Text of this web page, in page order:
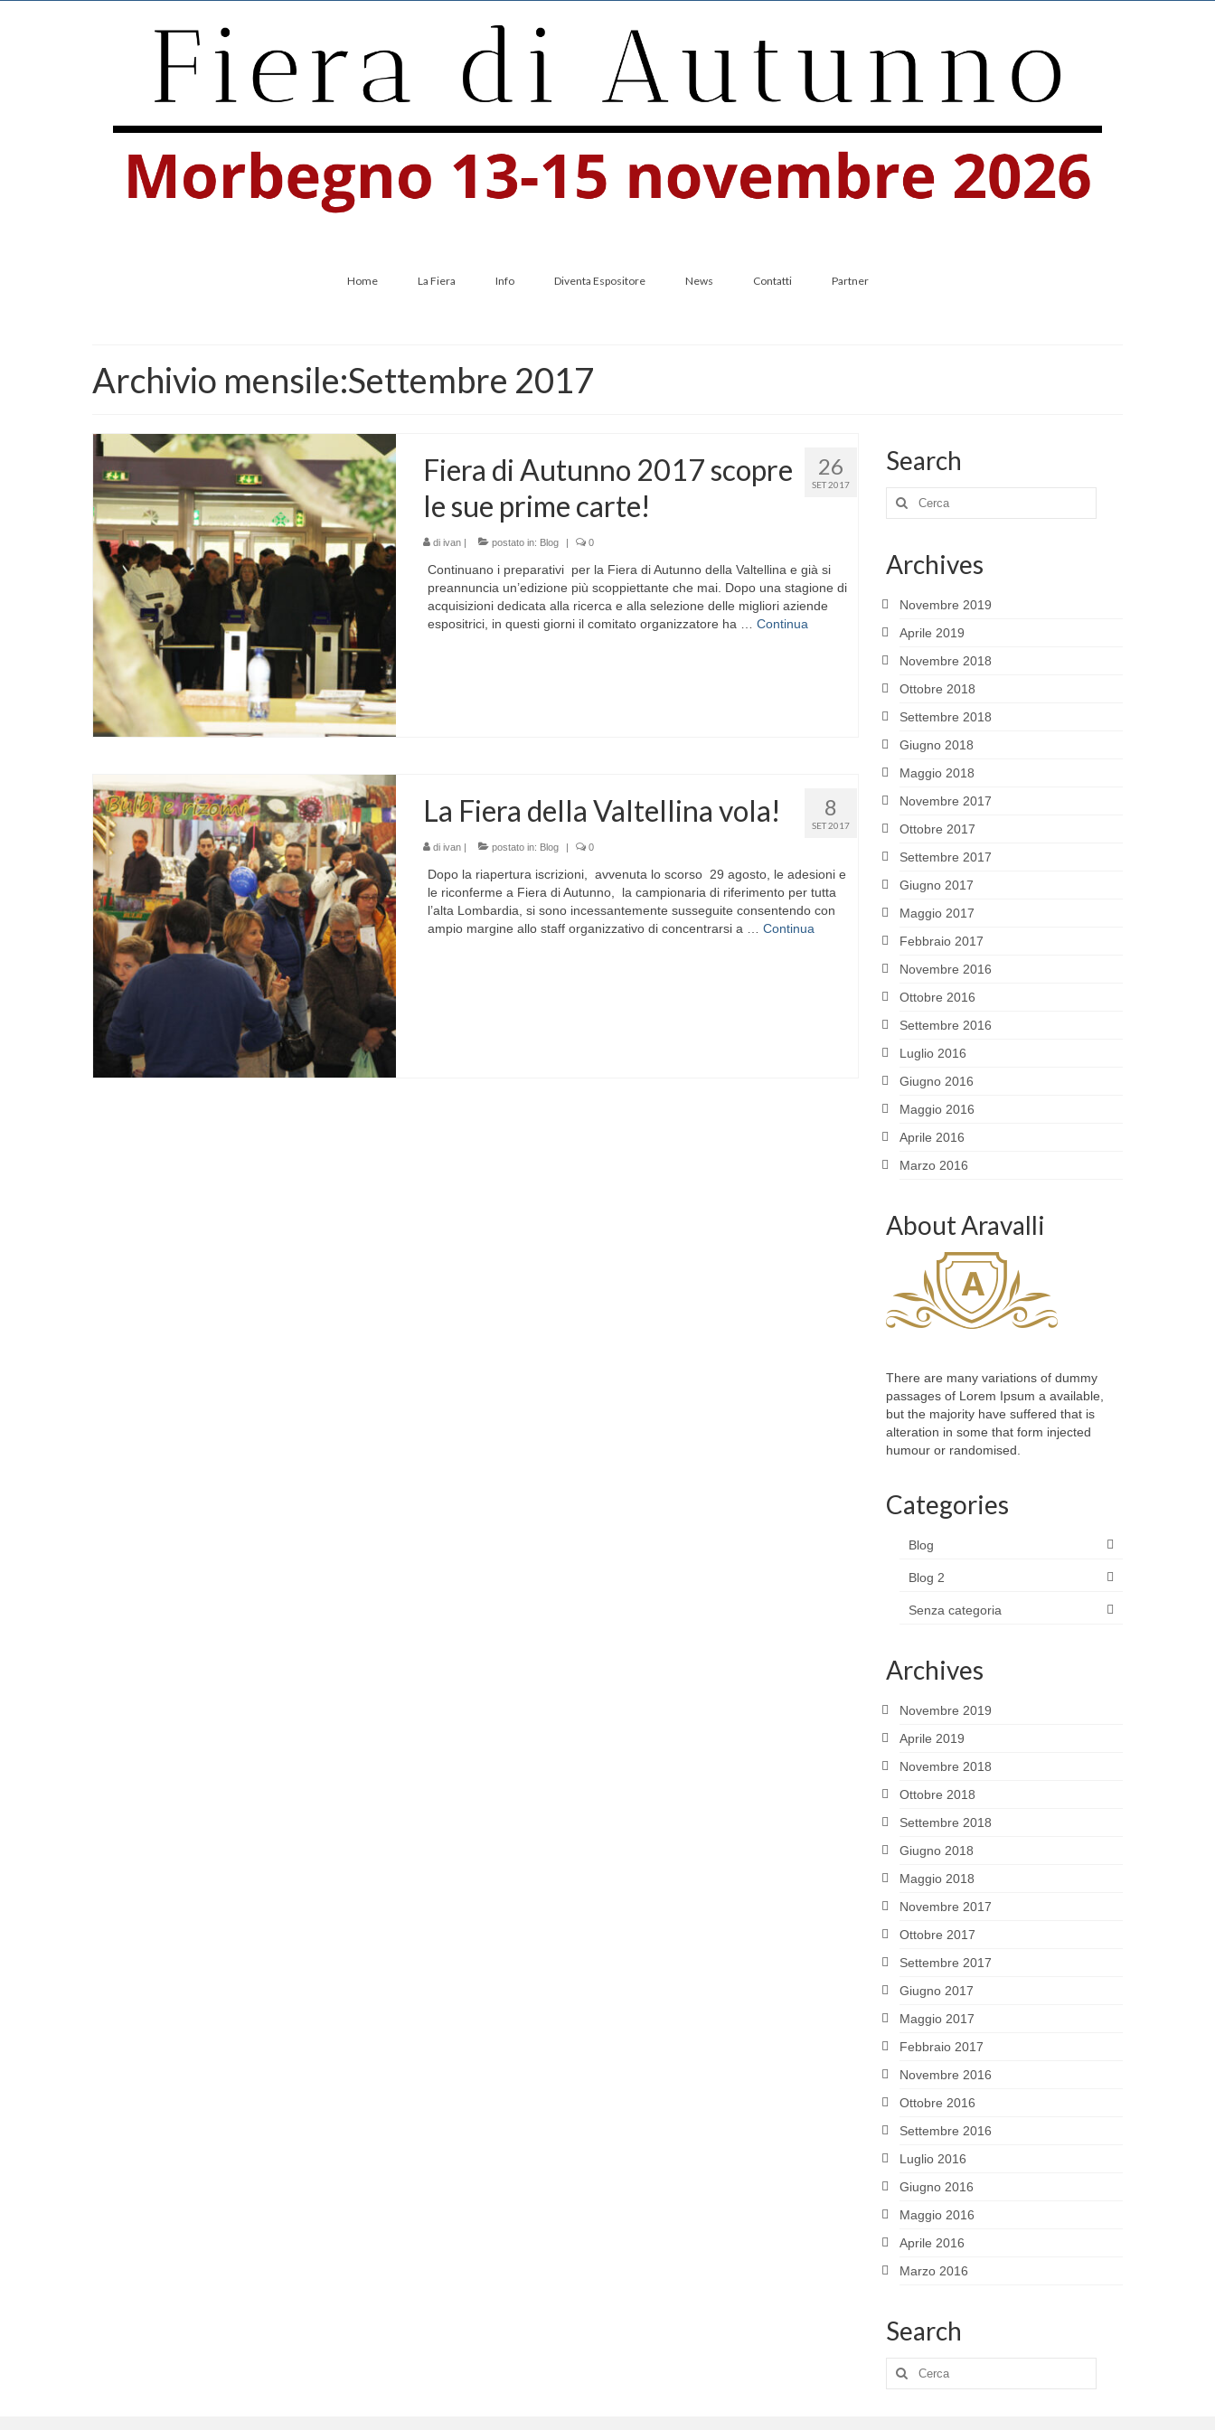
Home La Fiera Info Diventa Espositore News Contatti Partner
Archivio mensile:Settembre 2017
26
SET 2017
Fiera di Autunno 2017 scopre
le sue prime carte!
di ivan| postato in: Blog | 0
Continuano i preparativi per la Fiera di Autunno della Valtellina e già si
preannuncia un’edizione più scoppiettante che mai. Dopo una stagione di
acquisizioni dedicata alla ricerca e alla selezione delle migliori aziende
espositrici, in questi giorni il comitato organizzatore ha … Continua
8
SET 2017
La Fiera della Valtellina vola!
di ivan| postato in: Blog | 0
Dopo la riapertura iscrizioni, avvenuta lo scorso 29 agosto, le adesioni e
le riconferme a Fiera di Autunno, la campionaria di riferimento per tutta
l’alta Lombardia, si sono incessantemente susseguite consentendo con
ampio margine allo staff organizzativo di concentrarsi a … Continua
Search
Cerca:
Archives
Novembre 2019
Aprile 2019
Novembre 2018
Ottobre 2018
Settembre 2018
Giugno 2018
Maggio 2018
Novembre 2017
Ottobre 2017
Settembre 2017
Giugno 2017
Maggio 2017
Febbraio 2017
Novembre 2016
Ottobre 2016
Settembre 2016
Luglio 2016
Giugno 2016
Maggio 2016
Aprile 2016
Marzo 2016
About Aravalli
There are many variations of dummy
passages of Lorem Ipsum a available,
but the majority have suffered that is
alteration in some that form injected
humour or randomised.
Categories
Blog
Blog 2
Senza categoria
Archives
Novembre 2019
Aprile 2019
Novembre 2018
Ottobre 2018
Settembre 2018
Giugno 2018
Maggio 2018
Novembre 2017
Ottobre 2017
Settembre 2017
Giugno 2017
Maggio 2017
Febbraio 2017
Novembre 2016
Ottobre 2016
Settembre 2016
Luglio 2016
Giugno 2016
Maggio 2016
Aprile 2016
Marzo 2016
Search
Cerca: